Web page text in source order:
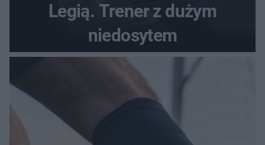
Legią. Trener z dużym
niedosytem